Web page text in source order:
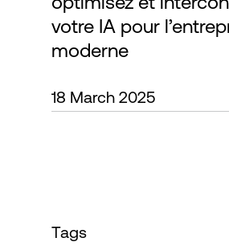
Connexion
votre IA pour
moderne
18 March 2025
Tags